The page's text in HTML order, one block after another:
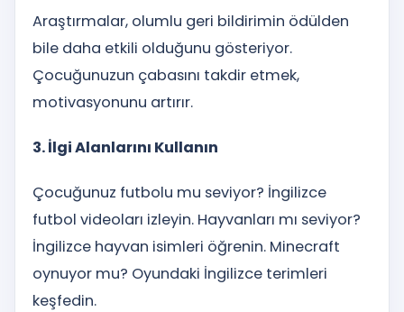
Araştırmalar, olumlu geri bildirimin ödülden
bile daha etkili olduğunu gösteriyor.
Çocuğunuzun çabasını takdir etmek,
motivasyonunu artırır.
3. İlgi Alanlarını Kullanın
Çocuğunuz futbolu mu seviyor? İngilizce
futbol videoları izleyin. Hayvanları mı seviyor?
İngilizce hayvan isimleri öğrenin. Minecraft
oynuyor mu? Oyundaki İngilizce terimleri
keşfedin.